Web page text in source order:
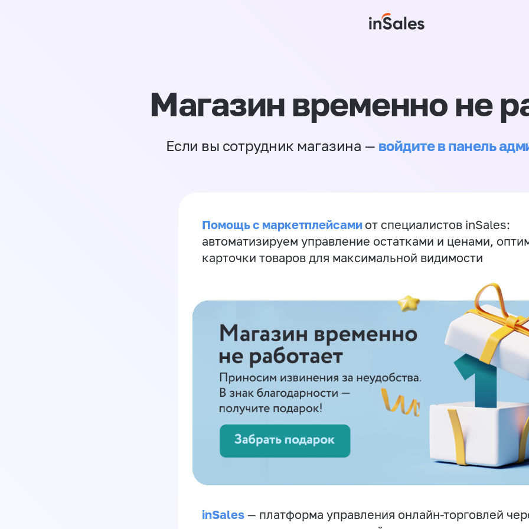
Магазин временно не
Если вы сотрудник магазина — войдите в панель
Помощь с маркетплейсами от специалистов inSales:
автоматизируем управление остатками и ценами,
карточки товаров для максимальной видимости
inSales — платформа управления онлайн-торговлей